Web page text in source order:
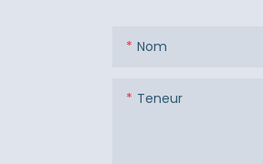
Nom
Teneur